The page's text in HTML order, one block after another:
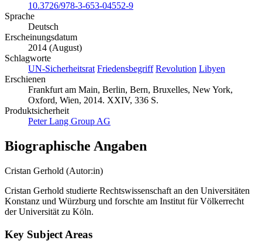
Sprache
Deutsch
Erscheinungsdatum
2014 (August)
Schlagworte
UN-Sicherheitsrat
Erschienen
Frankfurt am Main, Berlin, Bern, Bruxelles, New York,
Oxford, Wien, 2014. XXIV, 336 S.
Produktsicherheit
Peter Lang Group AG
Konstanz und Würzburg und forschte am Institut für Völkerrecht
der Universität zu Köln.